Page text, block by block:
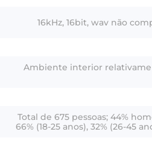
16kHz, 16bit, wav não
Ambiente interior
Total de 675 pessoas; 44%
66% (18-25 anos), 32% (26-45